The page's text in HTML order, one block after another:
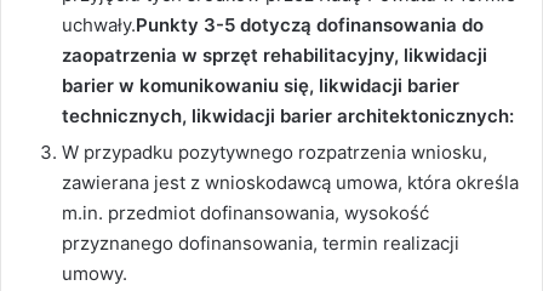
uchwały.Punkty 3-5 dotyczą dofinansowania do
zaopatrzenia w sprzęt rehabilitacyjny, likwidacji
barier w komunikowaniu się, likwidacji barier
technicznych, likwidacji barier architektonicznych:
W przypadku pozytywnego rozpatrzenia wniosku,
zawierana jest z wnioskodawcą umowa, która określa
m.in. przedmiot dofinansowania, wysokość
przyznanego dofinansowania, termin realizacji
umowy.